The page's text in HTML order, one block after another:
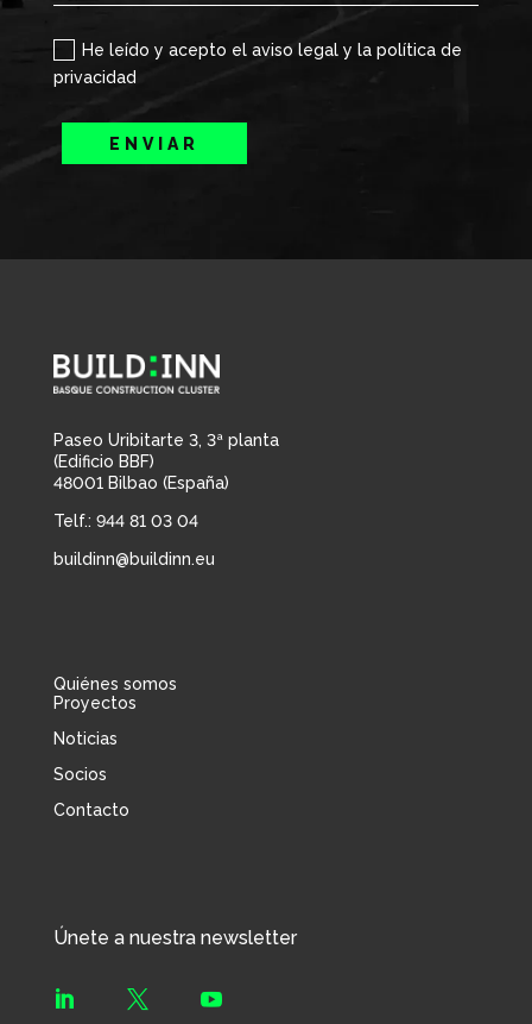
He leído y acepto el aviso legal y la política de
privacidad
ENVIAR
Paseo Uribitarte 3, 3ª planta
(Edificio BBF)
48001 Bilbao (España)
Telf.: 944 81 03 04
buildinn@buildinn.eu
Quiénes somos
Proyectos
Noticias
Socios
Contacto
Únete a nuestra newsletter
  